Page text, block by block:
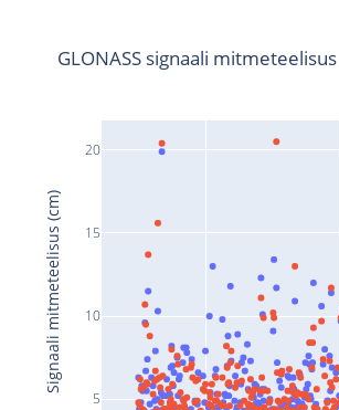
5
10
15
20
GLONASS signaali mitmeteelisus
Signaali mitmeteelisus (cm)